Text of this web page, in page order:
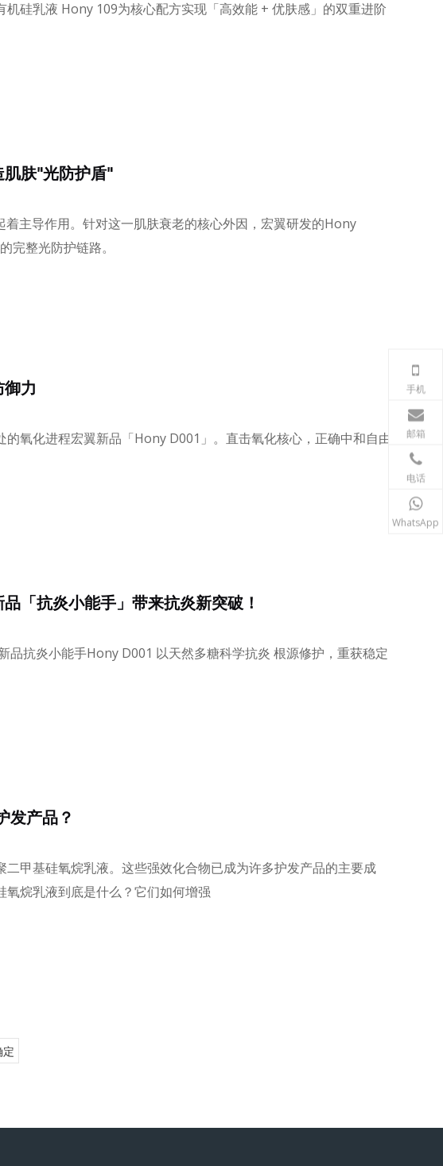
硅乳液 Hony 109为核心配方实现「高效能 + 优肤感」的双重进阶
肌肤"光防护盾"
主导作用。针对这一肌肤衰老的核心外因，宏翼研发的Hony
完整光防护链路。
御力
氧化进程宏翼新品「Hony D001」。直击氧化核心，正确中和自由
「抗炎小能手」带来抗炎新突破！
品抗炎小能手Hony D001 以天然多糖科学抗炎 根源修护，重获稳定
发产品？
甲基硅氧烷乳液。这些强效化合物已成为许多护发产品的主要成
烷乳液到底是什么？它们如何增强
定
手机
邮箱
电话
WhatsApp